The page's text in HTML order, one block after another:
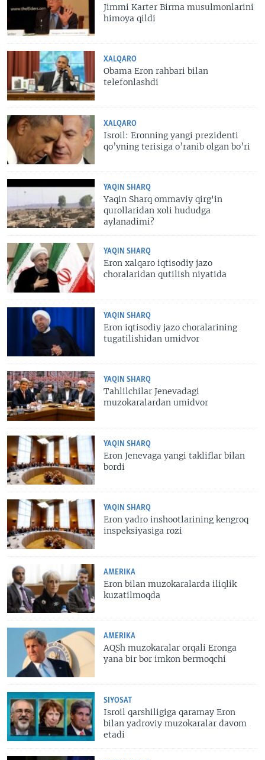
Jimmi Karter Birma musulmonlarini
himoya qildi
XALQARO
Obama Eron rahbari bilan
telefonlashdi
XALQARO
Isroil: Eronning yangi prezidenti
qo’yning terisiga o’ranib olgan bo’ri
YAQIN SHARQ
Yaqin Sharq ommaviy qirg'in
qurollaridan xoli hududga
aylanadimi?
YAQIN SHARQ
Eron xalqaro iqtisodiy jazo
choralaridan qutilish niyatida
YAQIN SHARQ
Eron iqtisodiy jazo choralarining
tugatilishidan umidvor
YAQIN SHARQ
Tahlilchilar Jenevadagi
muzokaralardan umidvor
YAQIN SHARQ
Eron Jenevaga yangi takliflar bilan
bordi
YAQIN SHARQ
Eron yadro inshootlarining kengroq
inspeksiyasiga rozi
AMERIKA
Eron bilan muzokaralarda iliqlik
kuzatilmoqda
AMERIKA
AQSh muzokaralar orqali Eronga
yana bir bor imkon bermoqchi
SIYOSAT
Isroil qarshiligiga qaramay Eron
bilan yadroviy muzokaralar davom
etadi